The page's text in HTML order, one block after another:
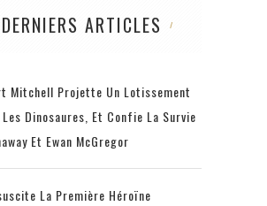
DERNIERS ARTICLES
Mitchell Projette Un Lotissement
Dinosaures, Et Confie La Survie
Et Ewan McGregor
La Première Héroïne